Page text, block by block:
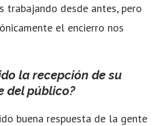
trabajando desde antes, pero
el encierro nos
la recepción de su
del público?
buena respuesta de la gente